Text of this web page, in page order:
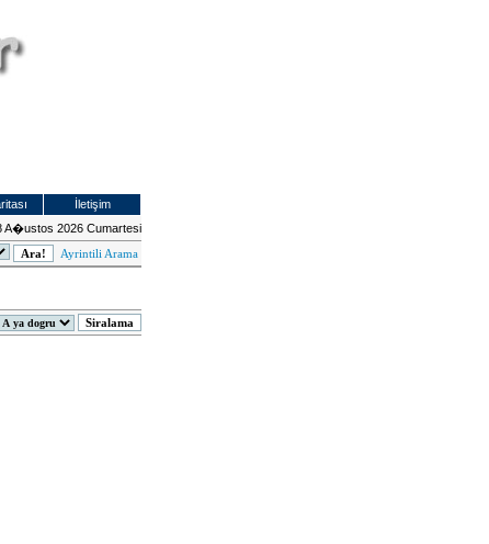
İletişim
A�ustos 2026 Cumartesi
Ayrintili Arama